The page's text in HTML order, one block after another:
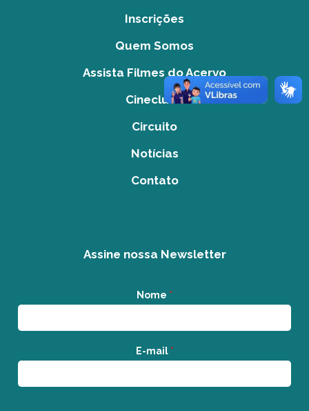
Inscrições
Quem Somos
Assista Filmes do Acervo
Cineclube
Circuito
Notícias
Contato
Assine nossa Newsletter
Nome *
E-mail *